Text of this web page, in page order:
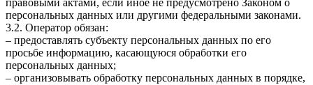
правовыми актами, если иное не предусмотрено Законом о
персональных данных или другими федеральными законами.
3.2. Оператор обязан:
– предоставлять субъекту персональных данных по его
просьбе информацию, касающуюся обработки его
персональных данных;
– организовывать обработку персональных данных в порядке,